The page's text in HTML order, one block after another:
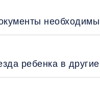
ребенка в